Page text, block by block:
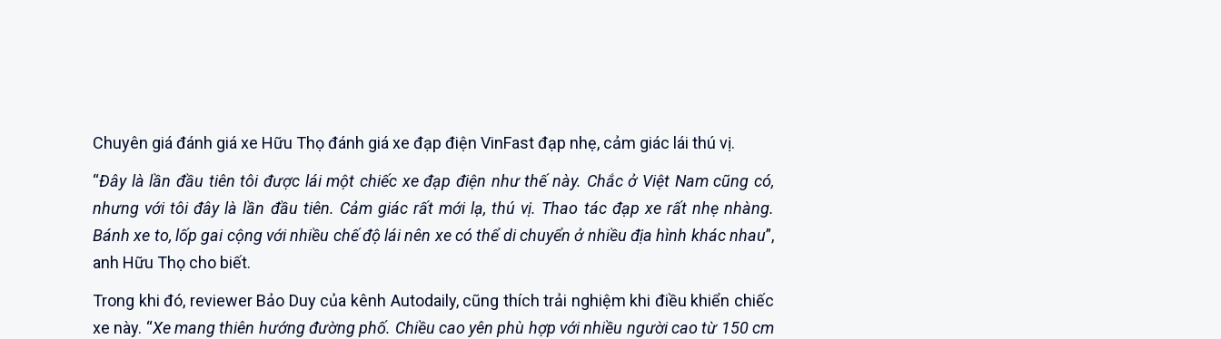
Chuyên giá đánh giá xe Hữu Thọ đánh giá xe đạp điện VinFast đạp nhẹ, cảm giác lái thú vị.
“Đây là lần đầu tiên tôi được lái một chiếc xe đạp điện như thế này. Chắc ở Việt Nam cũng có,
nhưng với tôi đây là lần đầu tiên. Cảm giác rất mới lạ, thú vị. Thao tác đạp xe rất nhẹ nhàng.
Bánh xe to, lốp gai cộng với nhiều chế độ lái nên xe có thể di chuyển ở nhiều địa hình khác nhau”,
anh Hữu Thọ cho biết.
Trong khi đó, reviewer Bảo Duy của kênh Autodaily, cũng thích trải nghiệm khi điều khiển chiếc
xe này. “Xe mang thiên hướng đường phố. Chiều cao yên phù hợp với nhiều người cao từ 150 cm